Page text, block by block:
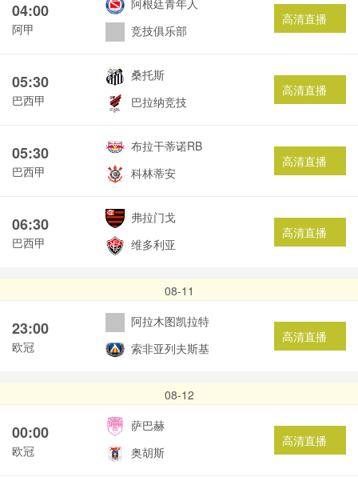
04:00
阿甲
阿根廷青年人
竞技俱乐部
高清直播
05:30
巴西甲
桑托斯
巴拉纳竞技
高清直播
05:30
巴西甲
布拉干蒂诺RB
科林蒂安
高清直播
06:30
巴西甲
弗拉门戈
维多利亚
高清直播
08-11
23:00
欧冠
阿拉木图凯拉特
索非亚列夫斯基
高清直播
08-12
00:00
欧冠
萨巴赫
奥胡斯
高清直播